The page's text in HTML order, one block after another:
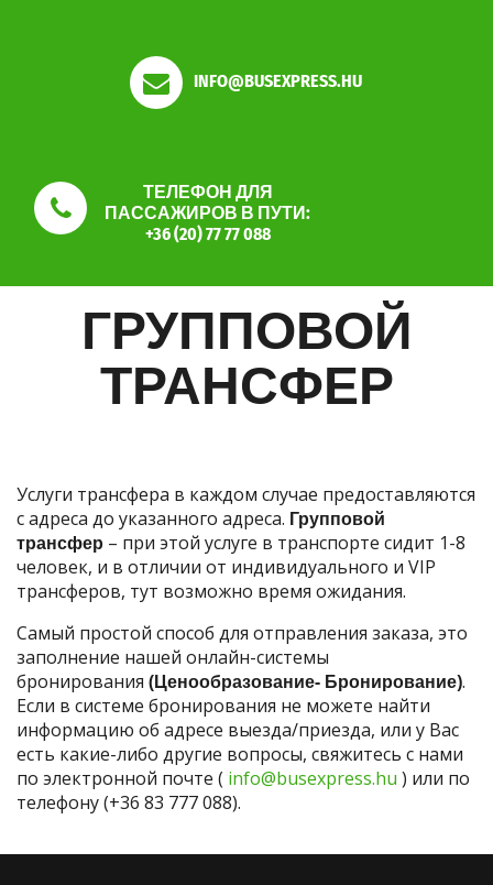
INFO@BUSEXPRESS.HU
ТЕЛЕФОН ДЛЯ
ПАССАЖИРОВ В ПУТИ:
+36 (20) 77 77 088
ГРУППОВОЙ
ТРАНСФЕР
Услуги трансфера в каждом случае предоставляются
с адреса до указанного адреса. Групповой
трансфер – при этой услуге в транспорте сидит 1-8
человек, и в отличии от индивидуального и VIP
трансферов, тут возможно время ожидания.
Самый простой способ для отправления заказа, это
заполнение нашей онлайн-системы
бронирования (Ценообразование- Бронирование).
Если в системе бронирования не можете найти
информацию об адресе выезда/приезда, или у Вас
есть какие-либо другие вопросы, свяжитесь с нами
по электронной почте ( info@busexpress.hu ) или по
телефону (+36 83 777 088).